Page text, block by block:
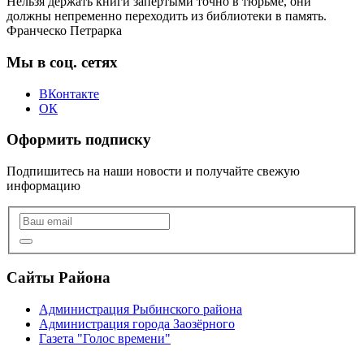
должны непременно переходить из библиотеки в память.
Франческо Петрарка
Мы в соц. сетях
ВКонтакте
ОК
Оформить подписку
Подпишитесь на наши новости и получайте свежую
информацию
Сайты Района
Администрация Рыбинского района
Администрация города Заозёрного
Газета "Голос времени"